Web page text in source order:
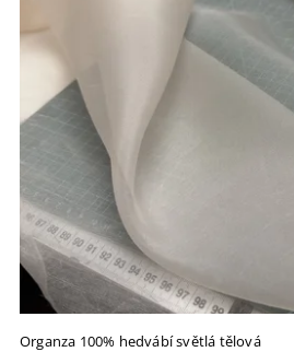
Organza 100% hedvábí světlá tělová